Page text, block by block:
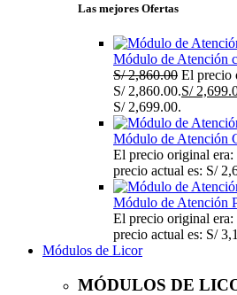
Las mejores Ofertas
Módulo de Atención
S/2,860.00 El precio
S/ 2,860.00.S/
S/ 2,699.00.
Módulo de Atención
El precio original era:
precio actual es: S/
Módulo de Atención
El precio original era:
precio actual es: S/
Módulos de Licor
MÓDULOS DE